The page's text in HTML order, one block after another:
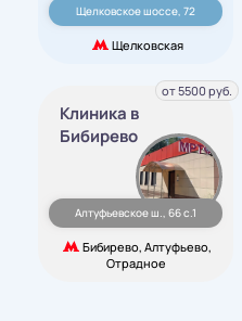
Щелковское шоссе, 72
Щелковская
Клиника в
Бибирево
Алтуфьевское ш., 66 с.1
Бибирево, Алтуфьево,
Отрадное
от 5500 руб.